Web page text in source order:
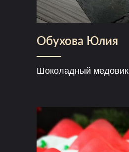
Обухова Юлия
Шоколадный медовик